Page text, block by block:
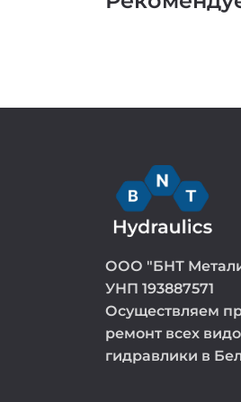
ООО "БНТ
УНП 193887571
Осуществляем
ремонт всех
гидравлики в